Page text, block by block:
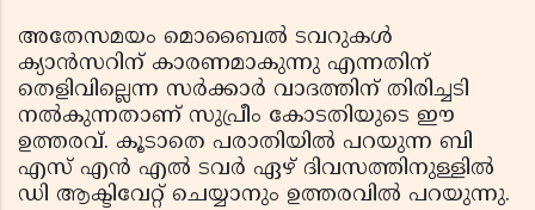
അതേസമയം മൊബൈല്‍ ടവറുകള്‍
ക്യാന്‍സറിന് കാരണമാകുന്നു എന്നതിന്
തെളിവില്ലെന്ന സര്‍ക്കാര്‍ വാദത്തിന് തിരിച്ചടി
നല്‍കുന്നതാണ് സുപ്രീം കോടതിയുടെ ഈ
ഉത്തരവ്. കൂടാതെ പരാതിയില്‍ പറയുന്ന ബി
എസ് എന്‍ എല്‍ ടവര്‍ ഏഴ് ദിവസത്തിനുള്ളില്‍
ഡി ആക്ടിവേറ്റ് ചെയ്യാനും ഉത്തരവില്‍ പറയുന്നു.